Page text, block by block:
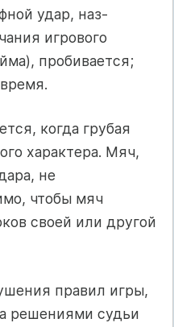
удар, наз­
игрового
пробивается;
когда грубая
характера. Мяч,
не
чтобы мяч
своей или другой
правил игры,
решениями судьи